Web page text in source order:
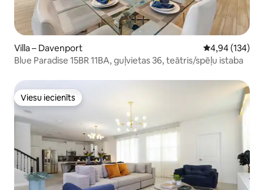
Villa – Davenport Vidējais
4,94 (134)
Blue Paradise 15BR 11BA, guļvietas 36, teātris/spēļu istaba
Viesu iecienīts
Viesu iecienīts